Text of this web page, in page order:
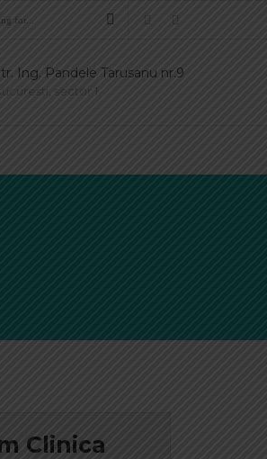
Ing. Pandele Tarusanu nr.9
sector 1
Clinica